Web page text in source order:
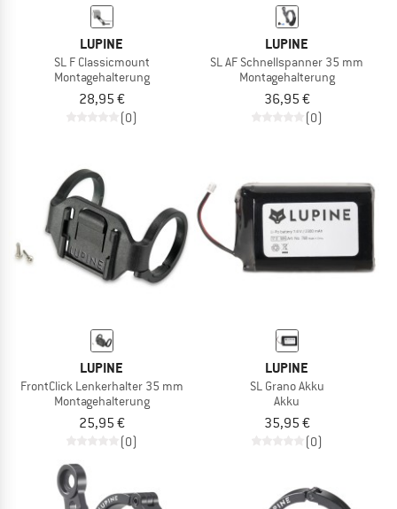
LUPINE
SL F Classicmount
Montagehalterung
28,95 €
(0)
LUPINE
SL AF Schnellspanner 35 mm
Montagehalterung
36,95 €
(0)
LUPINE
FrontClick Lenkerhalter 35 mm
Montagehalterung
25,95 €
(0)
LUPINE
SL Grano Akku
Akku
35,95 €
(0)